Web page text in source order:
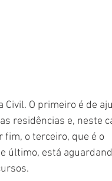
O primeiro é de
residências e, neste
o terceiro, que é o
último, está